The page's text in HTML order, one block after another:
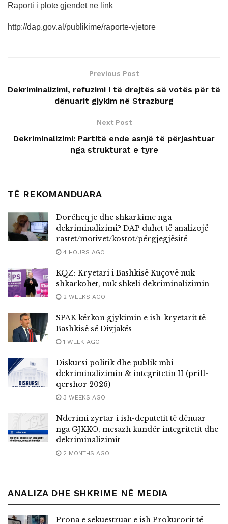
Raporti i plote gjendet ne link
http://dap.gov.al/publikime/raporte-vjetore
Previous Post
Dekriminalizimi, refuzimi i të drejtës së votës për të
dënuarit gjykim në Strazburg
Next Post
Dekriminalizimi: Partitë ende asnjë të përjashtuar
nga strukturat e tyre
TË REKOMANDUARA
Dorëheqje dhe shkarkime nga
dekriminalizimi? DAP duhet të analizojë
rastet/motivet/kostot/përgjegjësitë
4 HOURS AGO
KQZ: Kryetari i Bashkisë Kuçovë nuk
shkarkohet, nuk shkeli dekriminalizimin
2 WEEKS AGO
SPAK kërkon gjykimin e ish-kryetarit të
Bashkisë së Divjakës
1 WEEK AGO
Diskursi politik dhe publik mbi
dekriminalizimin & integritetin II (prill-
qershor 2026)
3 WEEKS AGO
Nderimi zyrtar i ish-deputetit të dënuar
nga GJKKO, mesazh kundër integritetit dhe
dekriminalizimit
2 MONTHS AGO
ANALIZA DHE SHKRIME NË MEDIA
Prona e sekuestruar e ish Prokurorit të